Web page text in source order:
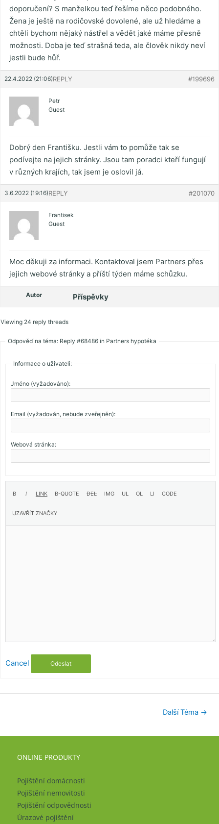
doporučení? S manželkou teď řešíme něco podobného.
Žena je ještě na rodičovské dovolené, ale už hledáme a
chtěli bychom nějaký nástřel a vědět jaké máme přesně
možnosti. Doba je teď strašná teda, ale člověk nikdy neví
jestli bude hůř.
22.4.2022 (21:06) #199696
REPLY
Petr
Guest
Dobrý den Františku. Jestli vám to pomůže tak se
podívejte na jejich stránky. Jsou tam poradci kteří fungují
v různých krajích, tak jsem je oslovil já.
3.6.2022 (19:16) #201070
REPLY
Frantisek
Guest
Moc děkuji za informaci. Kontaktoval jsem Partners přes
jejich webové stránky a příští týden máme schůzku.
Autor Příspěvky
Viewing 24 reply threads
Odpověď na téma: Reply #68486 in Partners hypotéka
Informace o uživateli:
Jméno (vyžadováno):
Email (vyžadován, nebude zveřejněn):
Webová stránka:
Cancel Odeslat
Další Téma →
ONLINE PRODUKTY
Pojištění domácnosti
Pojištění nemovitosti
Pojištění odpovědnosti
Úrazové pojištění